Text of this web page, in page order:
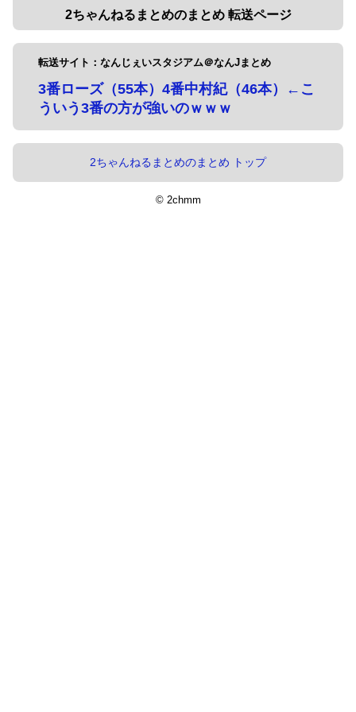
2ちゃんねるまとめのまとめ 転送ページ
転送サイト：なんじぇいスタジアム＠なんJまとめ
3番ローズ（55本）4番中村紀（46本）←こ
ういう3番の方が強いのｗｗｗ
2ちゃんねるまとめのまとめ トップ
© 2chmm